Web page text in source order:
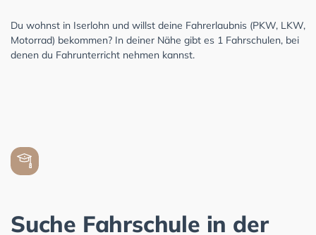
Du wohnst in Iserlohn und willst deine Fahrerlaubnis (PKW, LKW,
Motorrad) bekommen? In deiner Nähe gibt es 1 Fahrschulen, bei
denen du Fahrunterricht nehmen kannst.
Suche Fahrschule in der